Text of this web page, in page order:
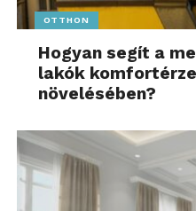
OTTHON
Hogyan segít a
lakók
növelésében?